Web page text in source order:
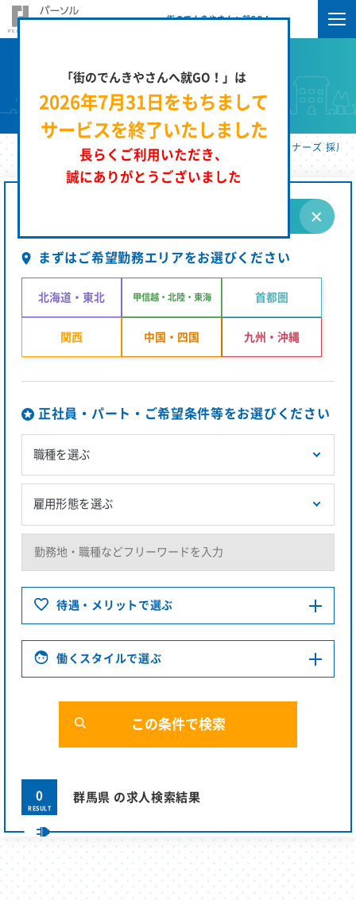
街のでんきやさんへ就GO！
「街のでんきやさんへ就GO！」は
2026年7月31日をもちまして
サービスを終了いたしました
長らくご利用いただき、
誠にありがとうございました
求人検索
街のでんきやさんへ就GO！ | パーソルエクセルＨＲパートナーズ 採用
まずはご希望勤務エリアをお選びください
北海道・東北 甲信越・北陸・東海 首都圏
関西 中国・四国 九州・沖縄
正社員・パート・ご希望条件等をお選びください
待遇・メリットで選ぶ
働くスタイルで選ぶ
0
RESULT
群馬県 の求人検索結果